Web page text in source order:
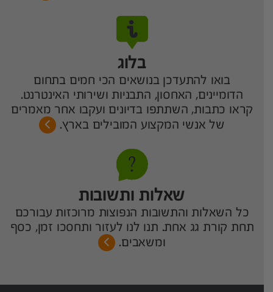
בלוג
בואו להתעדכן בנושאים הכי חמים בתחום
הדומיינים, האחסון, התבניות ושירותי האינטרנט.
קראו כתבות, השתתפו בדיונים ועקבו אחר מאמרים
של אנשי המקצוע המובילים בארץ.
שאלות ותשובות
כל השאלות והתשובות הנפוצות מרוכזות עבורכם
תחת קורת גג אחת. תנו לנו לעזור ותחסכו זמן, כסף
ומשאבים.